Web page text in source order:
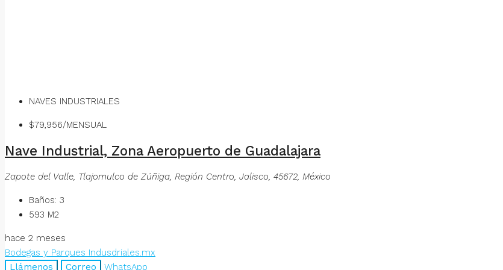
NAVES INDUSTRIALES
$79,956/MENSUAL
Nave Industrial, Zona Aeropuerto de Guadalajara
Zapote del Valle, Tlajomulco de Zúñiga, Región Centro, Jalisco, 45672, México
Baños: 3
593 M2
hace 2 meses
Bodegas y Parques Indusdriales.mx
Llámenos
Correo WhatsApp